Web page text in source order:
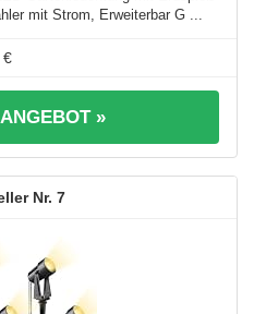
mit Strom, Erweiterbar G ...
€
»
7